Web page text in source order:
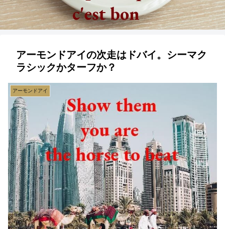
アーモンドアイの次走はドバイ。シーマク
ラシックかターフか？
アーモンドアイ